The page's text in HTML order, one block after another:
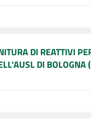
DI REATTIVI
DI